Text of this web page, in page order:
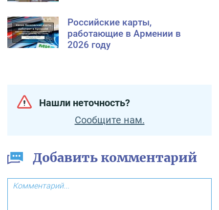
Российские карты,
работающие в Армении в
2026 году
Нашли неточность?
Сообщите нам.
Добавить комментарий